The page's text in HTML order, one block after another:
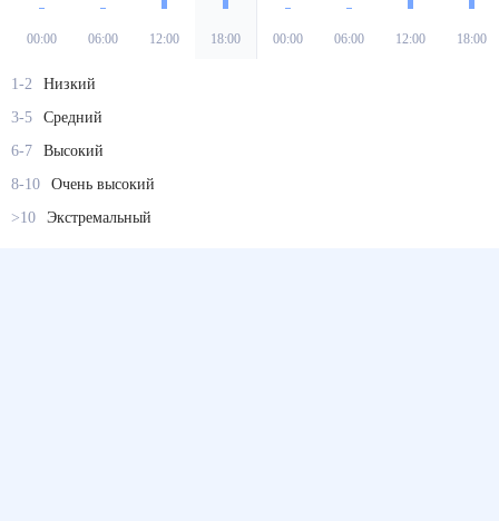
00:00 06:00 12:00 18:00 00:00 06:00 12:00 18:00
1-2
Низкий
3-5
Средний
6-7
Высокий
8-10
Очень высокий
>10
Экстремальный